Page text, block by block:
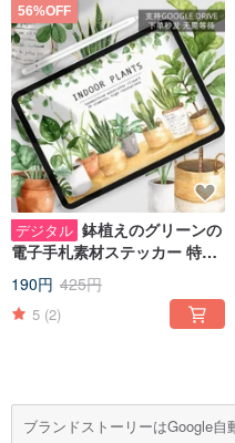
56%OFF
デジタル 鉢植えのグリーンの
電子手札素材ステッカー 特
筆・goodnotes IPADメモ素
材
190円 425円
5 (2)
ブランドストーリーはGoogle